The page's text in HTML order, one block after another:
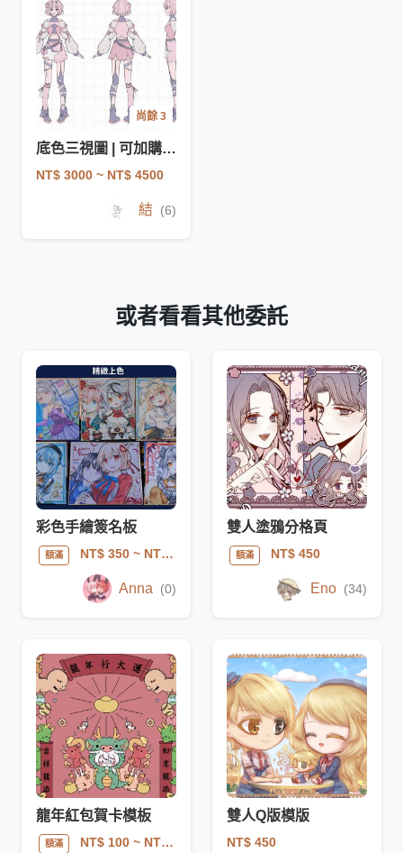
尚餘 3
底色三視圖 | 可加購服設
NT$ 3000 ~ NT$ 4500
結 (6)
或者看看其他委託
彩色手繪簽名板
額滿 NT$ 350~ NT$ 2400
Anna (0)
雙人塗鴉分格頁
額滿 NT$ 450
Eno (34)
龍年紅包賀卡模板
額滿 NT$ 100~ NT$ 150
雙人Q版模版
NT$ 450